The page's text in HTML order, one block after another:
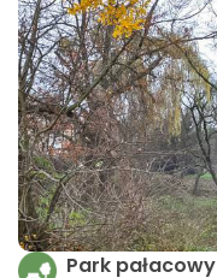
Park pałacowy